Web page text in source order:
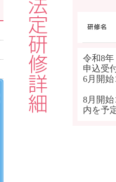
令和8
申込受
6月開
8月開
内を予